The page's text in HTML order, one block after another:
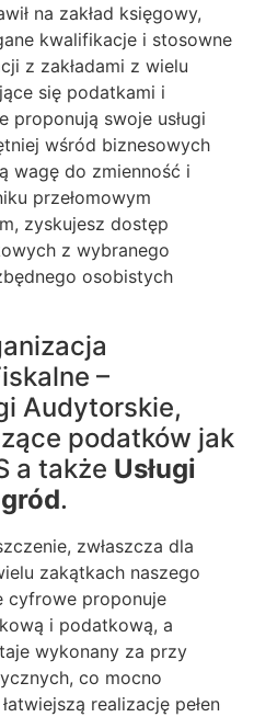
na zakład księgowy,
kwalifikacje i stosowne
z zakładami z wielu
się podatkami i
swoje usługi
wśród biznesowych
wagę do zmienność i
przełomowym
zyskujesz dostęp
z wybranego
osobistych
–
Audytorskie,
podatków jak
a także Usługi
.
zwłaszcza dla
zakątkach naszego
cyfrowe proponuje
i podatkową, a
wykonany za przy
co mocno
realizację pełen